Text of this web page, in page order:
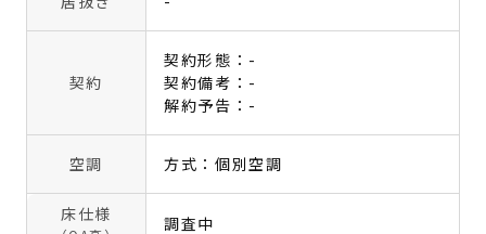
契約
契約形態：-
契約備考：-
解約予告：-
空調 方式：個別空調
床仕様 調査中